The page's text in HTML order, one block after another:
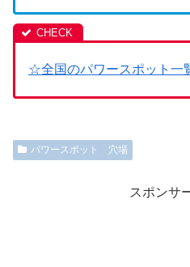
☆全国のパワースポット
パワースポット 穴場
スポンサ